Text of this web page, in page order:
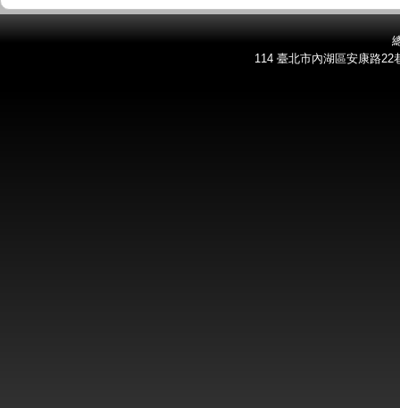
114 臺北市內湖區安康路22